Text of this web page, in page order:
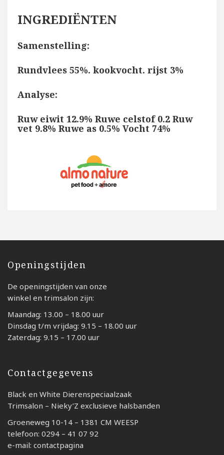
INGREDIËNTEN
Samenstelling:
Rundvlees 55%. kookvocht. rijst 3%
Analyse:
Ruw eiwit 12.9% Ruwe celstof 0.2 Ruw
vet 9.8% Ruwe as 0.5% Vocht 74%
Openingstijden
De openingstijden van onze
winkel en trimsalon zijn:
Maandag: 13.00 – 18.00 uur
Dinsdag t/m vrijdag: 9.15 – 18.00 uur
Zaterdag: 9.15 – 17.00 uur
Contactgegevens
Black en White Dierenspeciaalzaak
Trimsalon – Nieky’Z exclusieve halsbanden
Groeneweg 10-14 – 1381 CM WEESP
telefoon: 0294 – 41 07 92
e-mail: contactpagina